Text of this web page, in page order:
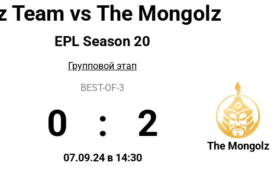
Team vs The Mongolz
EPL Season 20
Групповой этап
The Mongolz
BEST-OF-3
0 : 2
07.09.24 в 14:30